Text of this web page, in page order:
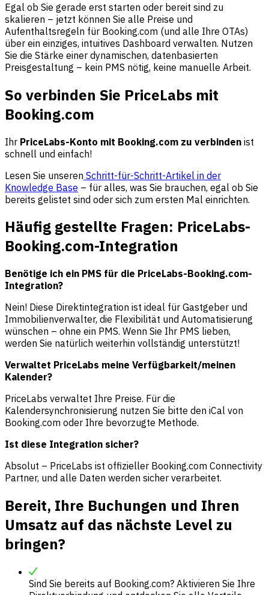
Egal ob Sie gerade erst starten oder bereit sind zu
skalieren – jetzt können Sie alle Preise und
Aufenthaltsregeln für Booking.com (und alle Ihre OTAs)
über ein einziges, intuitives Dashboard verwalten. Nutzen
Sie die Stärke einer dynamischen, datenbasierten
Preisgestaltung – kein PMS nötig, keine manuelle Arbeit.
So verbinden Sie PriceLabs mit
Booking.com
Ihr PriceLabs-Konto mit Booking.com zu verbinden ist
schnell und einfach!
Lesen Sie unseren Schritt-für-Schritt-Artikel in der
Knowledge Base – für alles, was Sie brauchen, egal ob Sie
bereits gelistet sind oder sich zum ersten Mal einrichten.
Häufig gestellte Fragen: PriceLabs-
Booking.com-Integration
Benötige ich ein PMS für die PriceLabs-Booking.com-
Integration?
Nein! Diese Direktintegration ist ideal für Gastgeber und
Immobilienverwalter, die Flexibilität und Automatisierung
wünschen – ohne ein PMS. Wenn Sie Ihr PMS lieben,
werden Sie natürlich weiterhin vollständig unterstützt!
Verwaltet PriceLabs meine Verfügbarkeit/meinen
Kalender?
PriceLabs verwaltet Ihre Preise. Für die
Kalendersynchronisierung nutzen Sie bitte den iCal von
Booking.com oder Ihre bevorzugte Methode.
Ist diese Integration sicher?
Absolut – PriceLabs ist offizieller Booking.com Connectivity
Partner, und alle Daten werden sicher verarbeitet.
Bereit, Ihre Buchungen und Ihren
Umsatz auf das nächste Level zu
bringen?
Sind Sie bereits auf Booking.com? Aktivieren Sie Ihre